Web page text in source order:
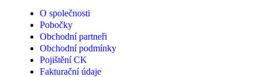
O společnosti
Pobočky
Obchodní partneři
Obchodní podmínky
Pojištění CK
Fakturační údaje